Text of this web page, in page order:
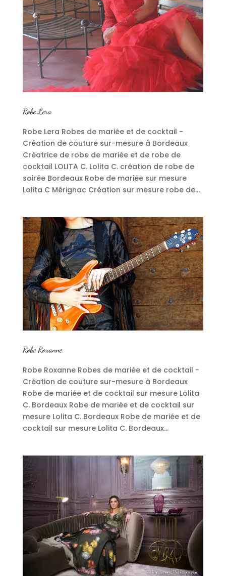
Robe Lera
Robe Lera Robes de mariée et de cocktail -
Création de couture sur-mesure à Bordeaux
Créatrice de robe de mariée et de robe de
cocktail LOLITA C. Lolita C. création de robe de
soirée Bordeaux Robe de mariée sur mesure
Lolita C Mérignac Création sur mesure robe de...
Robe Roxanne
Robe Roxanne Robes de mariée et de cocktail -
Création de couture sur-mesure à Bordeaux
Robe de mariée et de cocktail sur mesure Lolita
C. Bordeaux Robe de mariée et de cocktail sur
mesure Lolita C. Bordeaux Robe de mariée et de
cocktail sur mesure Lolita C. Bordeaux...